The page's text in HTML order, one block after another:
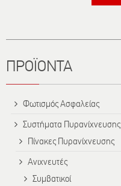
ΠΡΟΪΟΝΤΑ
Φωτισμός Ασφαλείας
Συστήματα Πυρανίχνευσης
Πίνακες Πυρανίχνευσης
Ανιχνευτές
Συμβατικοί